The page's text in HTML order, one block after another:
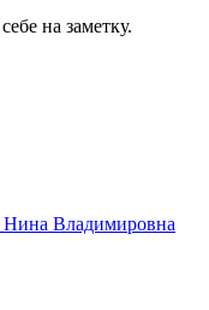
на заметку.
Нина Владимировна